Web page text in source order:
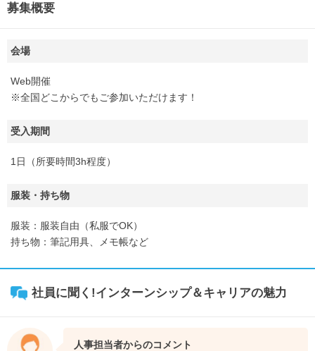
募集概要
会場
Web開催
※全国どこからでもご参加いただけます！
受入期間
1日（所要時間3h程度）
服装・持ち物
服装：服装自由（私服でOK）
持ち物：筆記用具、メモ帳など
社員に聞く!インターンシップ＆キャリアの魅力
人事担当者からのコメント